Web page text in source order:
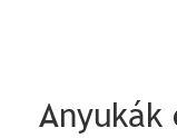
Anyukák